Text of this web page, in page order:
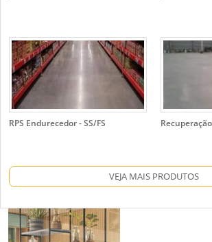
RPS Endurecedor - SS/FS
VEJA MAIS PRODUTOS